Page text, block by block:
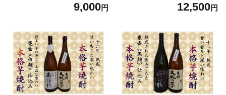
1] 饅頭 チーズ お菓子 和菓子
9,000円
O 宮崎県 日向市 452060814]
ト 詰め合わせ
12,500円